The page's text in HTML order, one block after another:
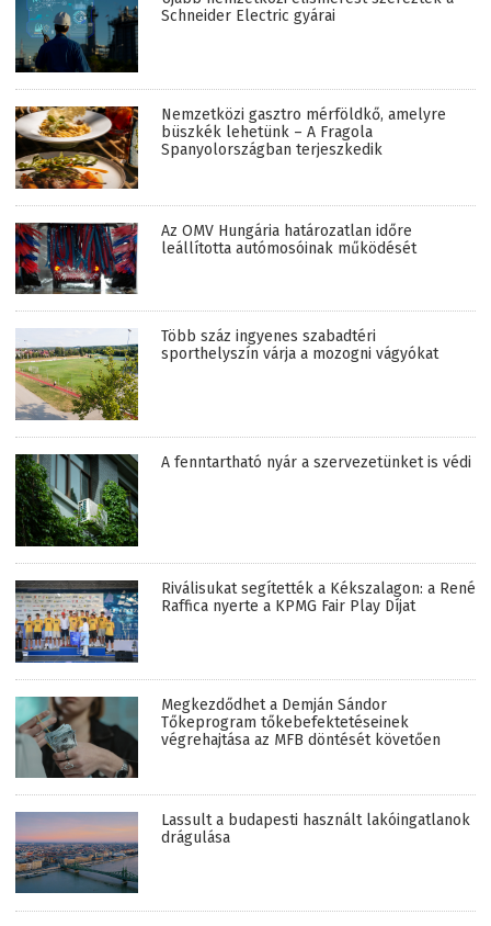
Schneider Electric gyárai
Nemzetközi gasztro mérföldkő, amelyre
büszkék lehetünk – A Fragola
Spanyolországban terjeszkedik
Az OMV Hungária határozatlan időre
leállította autómosóinak működését
Több száz ingyenes szabadtéri
sporthelyszín várja a mozogni vágyókat
A fenntartható nyár a szervezetünket is védi
Riválisukat segítették a Kékszalagon: a René
Raffica nyerte a KPMG Fair Play Díjat
Megkezdődhet a Demján Sándor
Tőkeprogram tőkebefektetéseinek
végrehajtása az MFB döntését követően
Lassult a budapesti használt lakóingatlanok
drágulása